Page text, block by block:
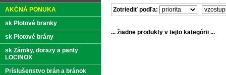
Zotriediť podľa:
... žiadne produkty v tejto kategórii ...
AKČNÁ PONUKA
sk Plotové branky
sk Plotové brány
sk Zámky, dorazy a panty
LOCINOX
Príslušenstvo brán a bránok